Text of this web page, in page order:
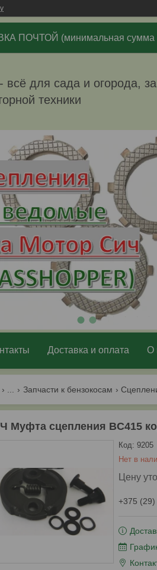
ПОЧТОЙ (минимальная сумма
всё для сада и огорода,
техники
Доставка и оплата О
Запчасти к бензокосам
Муфта сцепления BC415
Нет в
Код: 9205
Цену
+375